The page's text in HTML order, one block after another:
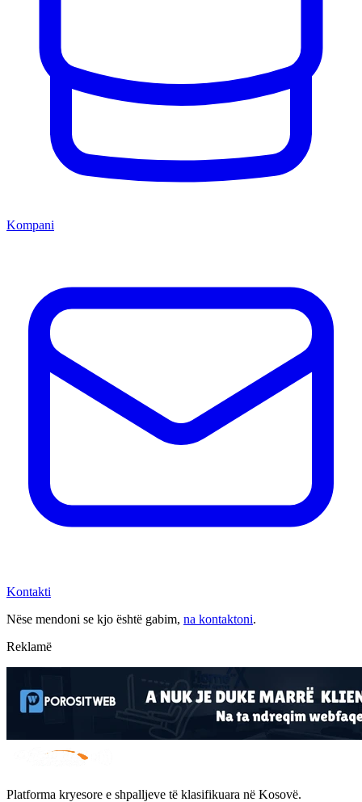
Kompani
Kontakti
Nëse mendoni se kjo është gabim, na kontaktoni.
Reklamë
Platforma kryesore e shpalljeve të klasifikuara në Kosovë.